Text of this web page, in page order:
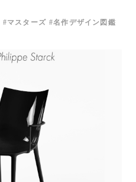
マスターズ 名作デザイン図鑑